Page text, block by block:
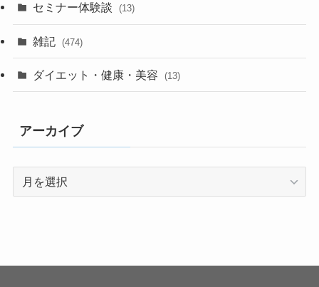
セミナー体験談 (13)
雑記 (474)
ダイエット・健康・美容 (13)
アーカイブ